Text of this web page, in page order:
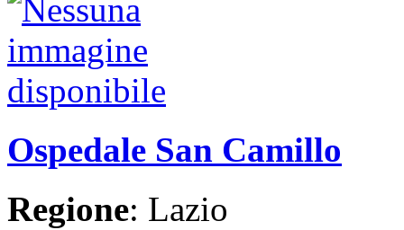
Ospedale San Camillo
Regione: Lazio